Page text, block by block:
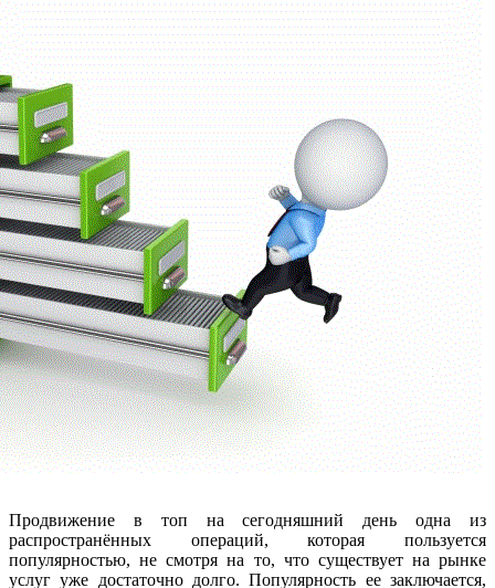
Продвижение в топ на сегодняшний день одна из
распространённых операций, которая пользуется
популярностью, не смотря на то, что существует на рынке
услуг уже достаточно долго. Популярность ее заключается,